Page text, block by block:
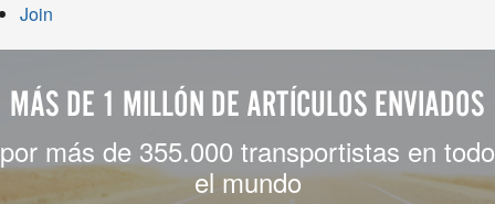
Join
MÁS DE 1 MILLÓN DE ARTÍCULOS ENVIADOS
por más de 355.000 transportistas en todo
el mundo